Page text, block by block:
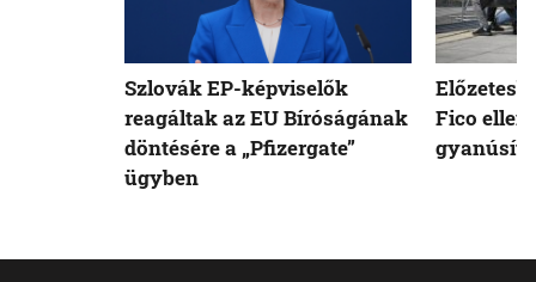
Szlovák EP-képviselők
reagáltak az EU Bíróságának
döntésére a „Pfizergate”
ügyben
Fico